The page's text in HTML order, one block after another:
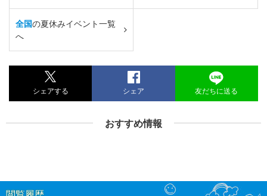
全国の夏休みイベント一覧
へ
シェアする シェア 友だちに送る
おすすめ情報